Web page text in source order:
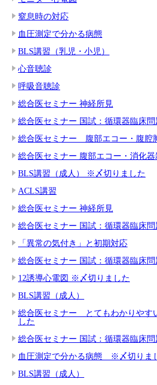
窒息時の対応
血圧測定で分かる病態
BLS講習（乳児・小児）
心音聴診
呼吸音聴診
総合医セミナー 神経所見
総合医セミナー 国試：循環器臨床
総合医セミナー 腹部エコー・腹腔
総合医セミナー 腹部エコー・消化器
BLS講習（成人） ※〆切りました
ACLS講習
総合医セミナー 神経所見
総合医セミナー 国試：循環器臨床
「異常の気付き」と初期対応
総合医セミナー 国試：循環器臨床
12誘導心電図 ※〆切りました
BLS講習（成人）
総合医セミナー とてもわかりや
した
総合医セミナー 国試：循環器臨床
血圧測定で分かる病態 ※〆切りま
BLS講習（成人）